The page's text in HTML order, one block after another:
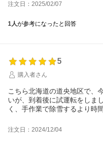
注文日：2025/02/07
1人が参考になったと回答
5
購入者さん
こちら北海道の道央地区で、
いが、到着後に試運転をしま
く、手作業で除雪するより時
注文日：2024/12/04